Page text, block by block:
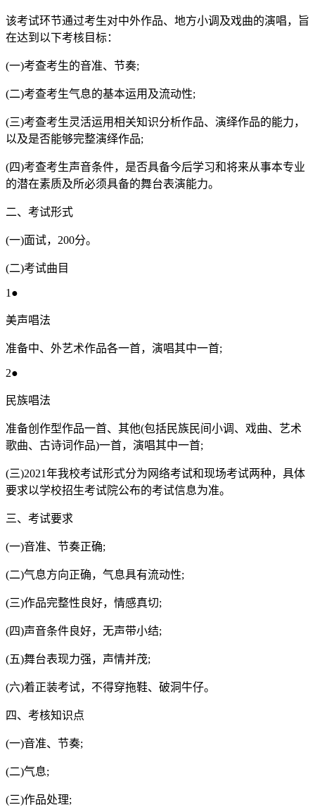
该考试环节通过考生对中外作品、地方小调及戏曲的演唱，旨
在达到以下考核目标：
(一)考查考生的音准、节奏;
(二)考查考生气息的基本运用及流动性;
(三)考查考生灵活运用相关知识分析作品、演绎作品的能力，
以及是否能够完整演绎作品;
(四)考查考生声音条件，是否具备今后学习和将来从事本专业
的潜在素质及所必须具备的舞台表演能力。
二、考试形式
(一)面试，200分。
(二)考试曲目
1●
美声唱法
准备中、外艺术作品各一首，演唱其中一首;
2●
民族唱法
准备创作型作品一首、其他(包括民族民间小调、戏曲、艺术
歌曲、古诗词作品)一首，演唱其中一首;
(三)2021年我校考试形式分为网络考试和现场考试两种，具体
要求以学校招生考试院公布的考试信息为准。
三、考试要求
(一)音准、节奏正确;
(二)气息方向正确，气息具有流动性;
(三)作品完整性良好，情感真切;
(四)声音条件良好，无声带小结;
(五)舞台表现力强，声情并茂;
(六)着正装考试，不得穿拖鞋、破洞牛仔。
四、考核知识点
(一)音准、节奏;
(二)气息;
(三)作品处理;